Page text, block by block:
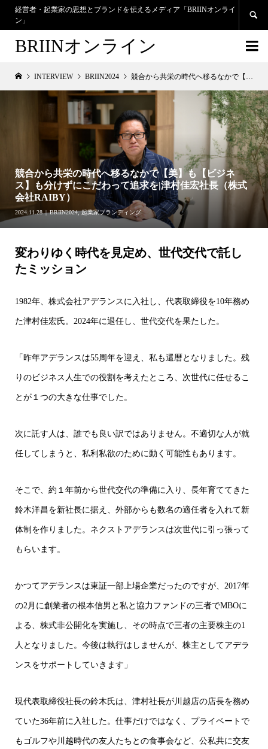
経営者・起業家の思想とブランドを伝えるメディア「BRIINオンライ
ン」

BRIINオンライン 
INTERVIEW BRIIN2024 競合から共栄の時代へ移るなかで【美】も【ビジネス】も分けずにこだわって追求を|津村佳宏社長（株式会社RAIBY）
競合から共栄の時代へ移るなかで【美】も【ビジネ
ス】も分けずにこだわって追求を|津村佳宏社長（株式
会社RAIBY）
2024.11.28 BRIIN2024,起業家ブランディング
変わりゆく時代を見定め、世代交代で託し
たミッション
1982年、株式会社アデランスに入社し、代表取締役を10年務め
た津村佳宏氏。2024年に退任し、世代交代を果たした。
「昨年アデランスは55周年を迎え、私も還暦となりました。残
りのビジネス人生での役割を考えたところ、次世代に任せるこ
とが１つの大きな仕事でした。
次に託す人は、誰でも良い訳ではありません。不適切な人が就
任してしまうと、私利私欲のために動く可能性もあります。
そこで、約１年前から世代交代の準備に入り、長年育ててきた
鈴木洋昌を新社長に据え、外部からも数名の適任者を入れて新
体制を作りました。ネクストアデランスは次世代に引っ張って
もらいます。
かつてアデランスは東証一部上場企業だったのですが、2017年
の2月に創業者の根本信男と私と協力ファンドの三者でMBOに
よる、株式非公開化を実施し、その時点で三者の主要株主の1
人となりました。今後は執行はしませんが、株主としてアデラ
ンスをサポートしていきます」
現代表取締役社長の鈴木氏は、津村社長が川越店の店長を務め
ていた36年前に入社した。仕事だけではなく、プライベートで
もゴルフや川越時代の友人たちとの食事会など、公私共に交友